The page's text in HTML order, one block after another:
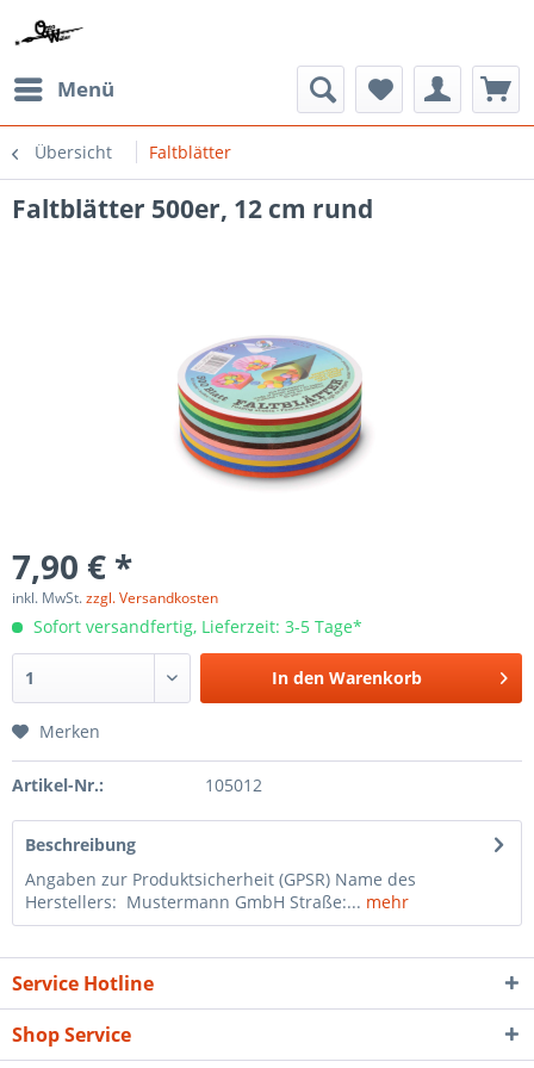
Menü
Übersicht Faltblätter
Faltblätter 500er, 12 cm rund
7,90 € *
inkl. MwSt.zzgl. Versandkosten
Sofort versandfertig, Lieferzeit: 3-5 Tage*
In den Warenkorb
Merken
Artikel-Nr.: 105012
Beschreibung
Angaben zur Produktsicherheit (GPSR) Name des
Herstellers: Mustermann GmbH Straße:... mehr
Service Hotline
Shop Service